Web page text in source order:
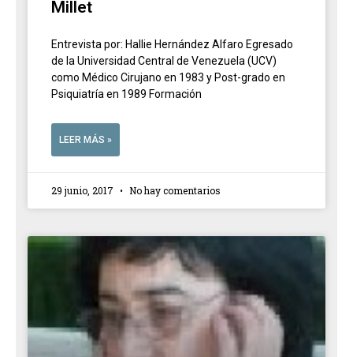
Millet
Entrevista por: Hallie Hernández Alfaro Egresado
de la Universidad Central de Venezuela (UCV)
como Médico Cirujano en 1983 y Post-grado en
Psiquiatría en 1989 Formación
LEER MÁS »
29 junio, 2017 No hay comentarios